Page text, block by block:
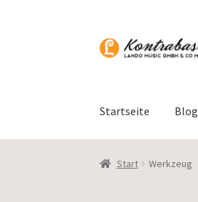
Zur
Navigation
Zum
Inhalt
Startseite Blog
Start Werkzeug